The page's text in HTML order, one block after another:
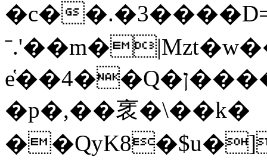
�c�
e҅��4��Q�ן����n{n||�����y�-
�p�,��衺�\��k�